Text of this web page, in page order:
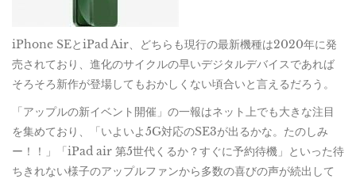
iPhone SEとiPad Air、どちらも現行の最新機種は2020年に発
売されており、進化のサイクルの早いデジタルデバイスであれば
そろそろ新作が登場してもおかしくない頃合いと言えるだろう。
「アップルの新イベント開催」の一報はネット上でも大きな注目
を集めており、「いよいよ5G対応のSE3が出るかな。たのしみ
ー！！」「iPad air 第5世代くるか？すぐに予約待機」といった待
ちきれない様子のアップルファンから多数の喜びの声が続出して